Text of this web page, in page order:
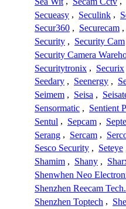
Secueasy , Seculink ,
Secur360 , Securecam ,
Security , Security Cam
Security Camera
Securitytronix , Securix
Seedary , Seenergy ,
Seimem , Seisa ,
Sensormatic , Sentient
Sentul , Sepcam ,
Serang , Sercam ,
Sesco Security , Seteye
Shamim , Shany ,
Shenwhen Neo
Shenzhen Reecam
Shenzhen Toptech ,